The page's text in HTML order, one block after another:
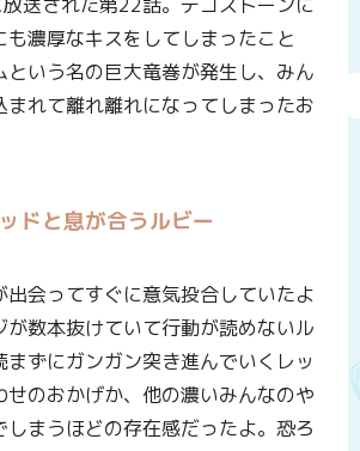
も濃厚なキスをしてしまったこと
という名の巨大竜巻が発生し、みん
まれて離れ離れになってしまったお
ドと息が合うルビー
出会ってすぐに意気投合していたよ
が数本抜けていて行動が読めないル
まずにガンガン突き進んでいくレッ
せのおかげか、他の濃いみんなのや
しまうほどの存在感だったよ。恐ろ